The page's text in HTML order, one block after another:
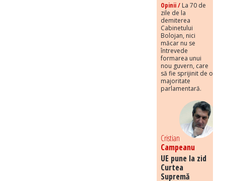
Opinii / La 70 de
zile de la
demiterea
Cabinetului
Bolojan, nici
măcar nu se
întrevede
formarea unui
nou guvern, care
să fie sprijinit de o
majoritate
parlamentară.
Cristian
Campeanu
UE pune la zid
Curtea
Supremă